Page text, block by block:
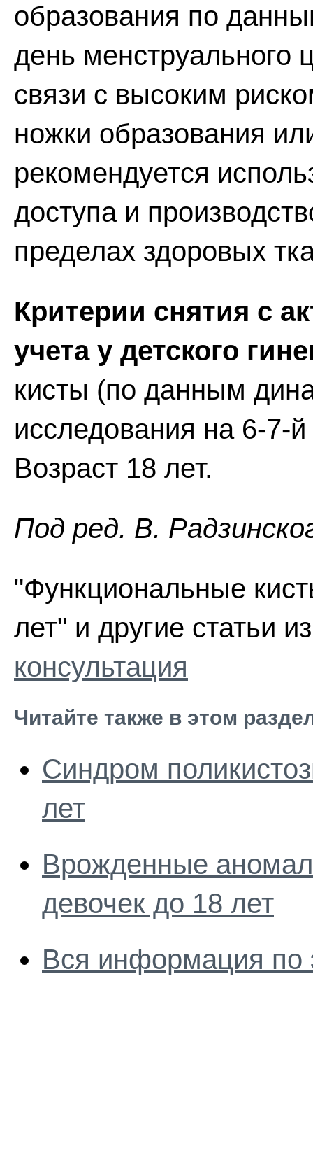
образования по
день менструального
связи с высоким
ножки образования
рекомендуется
доступа и
пределах здоровых
Критерии снятия с
учета у детского
кисты (по данным
исследования на 6-7-
Возраст 18 лет.
Пoд peд. В.
"Функциональные
лет" и другие статьи
консультация
Читайте также в этом
Синдром
лет
Врожденные
девочек до 18 лет
Вся информация по